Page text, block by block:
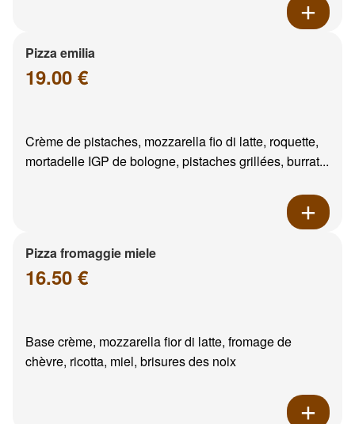
Pizza emilia
19.00 €
Crème de pistaches, mozzarella fio di latte, roquette,
mortadelle IGP de bologne, pistaches grillées, burrat...
Pizza fromaggie miele
16.50 €
Base crème, mozzarella fior di latte, fromage de
chèvre, ricotta, miel, brisures des noix